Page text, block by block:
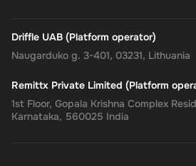
Driffle UAB (Platform operator)
Naugarduko g. 3-401, 03231, Lithuania
Remittx Private Limited (Platform
1st Floor, Gopala Krishna Complex
Karnataka, 560025 India